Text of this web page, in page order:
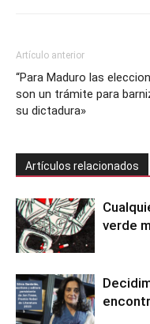
Artículo anterior
“Para Maduro las
son un trámite para
su dictadura»
Artículos relacionados
verde